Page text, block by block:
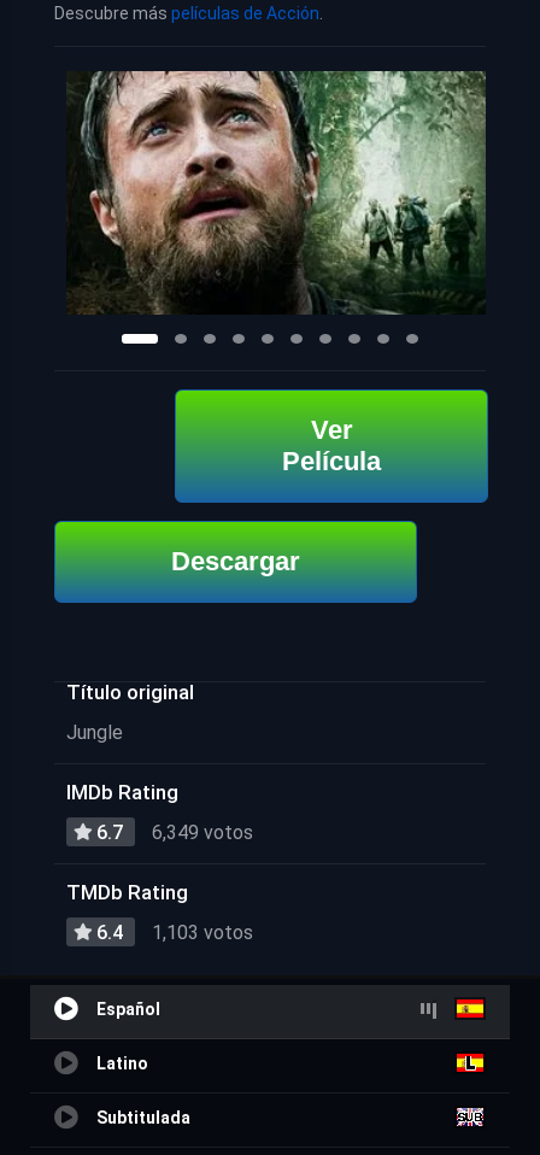
Descubre más películas de Acción
Ver
Película
Descargar
Título original
Jungle
IMDb Rating
6.7 6,349 votos
TMDb Rating
6.4 1,103 votos
Español
Latino
Subtitulada